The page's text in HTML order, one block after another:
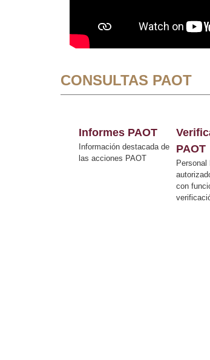
CONSULTAS PAOT
Informes PAOT
Información destacada de
las acciones PAOT
PAOT
Personal
con